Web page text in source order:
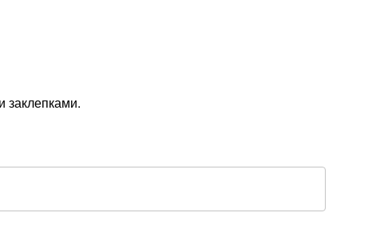
заклепками.